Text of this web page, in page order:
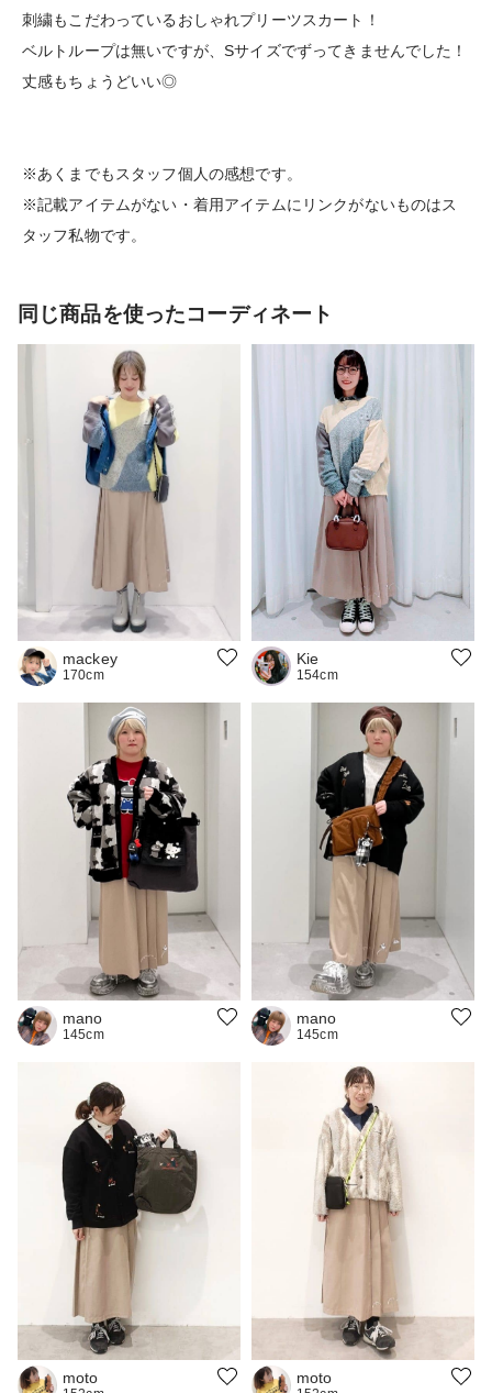
刺繍もこだわっているおしゃれプリーツスカート！
ベルトループは無いですが、Sサイズでずってきませんでした！
丈感もちょうどいい◎
※あくまでもスタッフ個人の感想です。
※記載アイテムがない・着用アイテムにリンクがないものはス
タッフ私物です。
同じ商品を使ったコーディネート
mackey
170cm
Kie
154cm
mano
145cm
mano
145cm
moto moto